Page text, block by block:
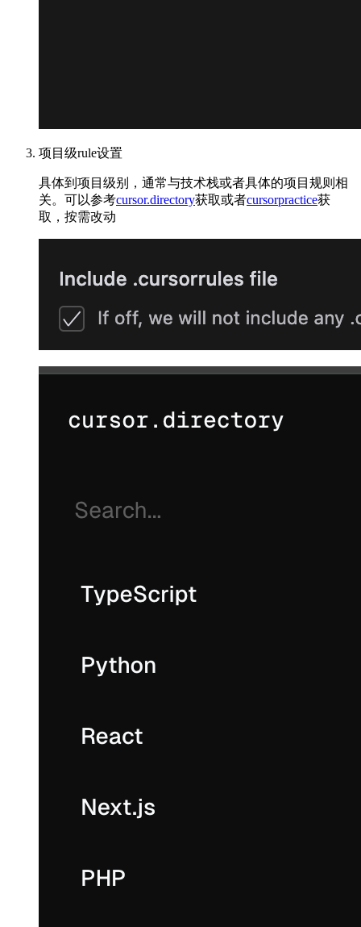
项目级rule设置
具体到项目级别，通常与技术栈或者具体的项目规则相
关。可以参考cursor.directory获取或者cursorpractice获
取，按需改动